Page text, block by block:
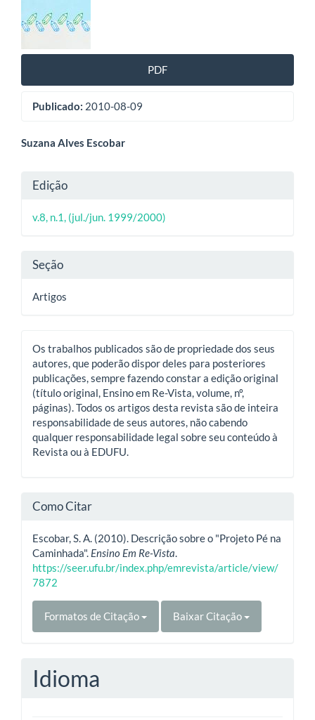
de
artigos
PDF
Publicado: 2010-08-09
Conteúdo
artigo
principal
Suzana Alves Escobar
Detalhes
do
artigo
Edição
v.8, n.1, (jul./jun. 1999/2000)
Seção
Artigos
Os trabalhos publicados são de propriedade dos seus
autores, que poderão dispor deles para posteriores
publicações, sempre fazendo constar a edição original
(título original, Ensino em Re-Vista, volume, nº,
páginas). Todos os artigos desta revista são de inteira
responsabilidade de seus autores, não cabendo
qualquer responsabilidade legal sobre seu conteúdo à
Revista ou à EDUFU.
Como Citar
Escobar, S. A. (2010). Descrição sobre o "Projeto Pé na
Caminhada". Ensino Em Re-Vista.
https://seer.ufu.br/index.php/emrevista/article/view/
7872
Formatos de Citação Baixar Citação
Idioma